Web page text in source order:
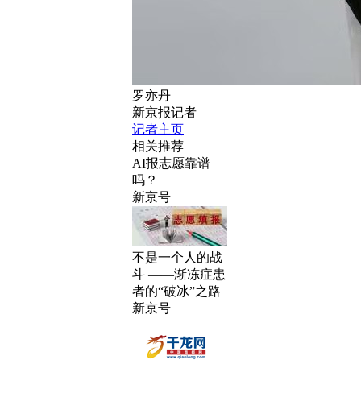
罗亦丹
新京报记者
记者主页
相关推荐
AI报志愿靠谱
吗？
新京号
不是一个人的战
斗 ——渐冻症患
者的“破冰”之路
新京号